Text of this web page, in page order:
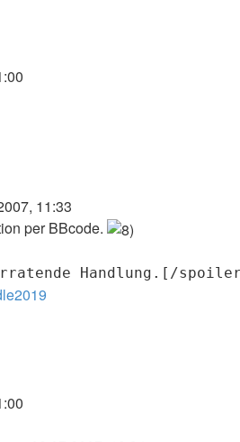
11:33
per BBcode.
Handlung.[/